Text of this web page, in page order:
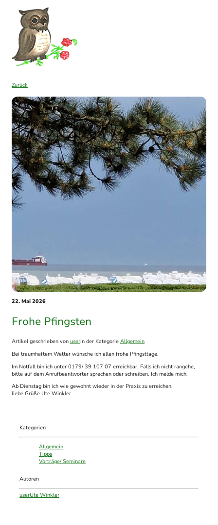
Zurück
22. Mai 2026
Frohe Pfingsten
Artikel geschrieben von userin der Kategorie Allgemein
Bei traumhaftem Wetter wünsche ich allen frohe Pfingsttage.
Im Notfall bin ich unter 0179/ 39 107 07 erreichbar. Falls ich nicht rangehe,
bitte auf dem Anrufbeantworter sprechen oder schreiben. Ich melde mich.
Ab Dienstag bin ich wie gewohnt wieder in der Praxis zu erreichen,
liebe Grüße Ute Winkler
Kategorien
Allgemein
Tipps
Vorträge/ Seminare
Autoren
userUte Winkler